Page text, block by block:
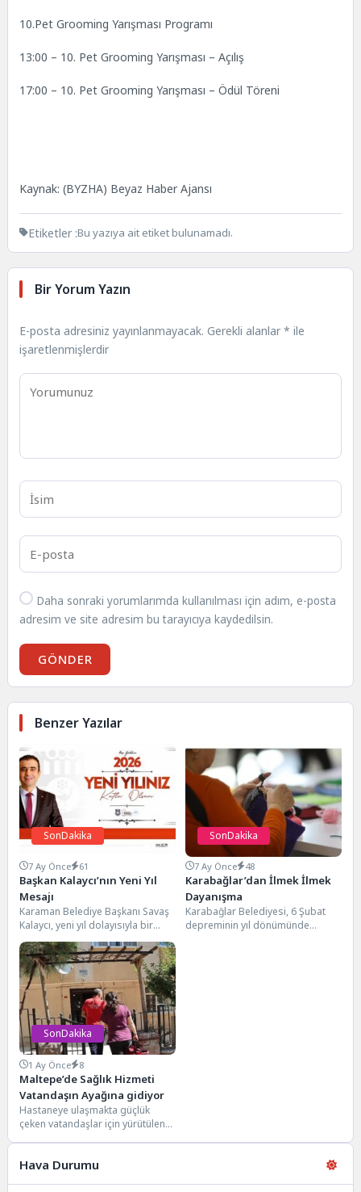
10.Pet Grooming Yarışması Programı
13:00 – 10. Pet Grooming Yarışması – Açılış
17:00 – 10. Pet Grooming Yarışması – Ödül Töreni
Kaynak: (BYZHA) Beyaz Haber Ajansı
Etiketler :Bu yazıya ait etiket bulunamadı.
Bir Yorum Yazın
E-posta adresiniz yayınlanmayacak. Gerekli alanlar* ile
işaretlenmişlerdir
Daha sonraki yorumlarımda kullanılması için adım, e-posta
adresim ve site adresim bu tarayıcıya kaydedilsin.
GÖNDER
Benzer Yazılar
SonDakika
7 Ay Önce 61
Başkan Kalaycı’nın Yeni Yıl
Mesajı
Karaman Belediye Başkanı Savaş
Kalaycı, yeni yıl dolayısıyla bir
mesaj yayınladı.Belediye Başkanı
Savaş Kalaycı mesajında:...
SonDakika
7 Ay Önce 48
Karabağlar’dan İlmek İlmek
Dayanışma
Karabağlar Belediyesi, 6 Şubat
depreminin yıl dönümünde
SonDakika
1 Ay Önce 8
Maltepe’de Sağlık Hizmeti
Vatandaşın Ayağına gidiyor
Hastaneye ulaşmakta güçlük
çeken vatandaşlar için yürütülen
Belediye bünyesinde...
Hava Durumu